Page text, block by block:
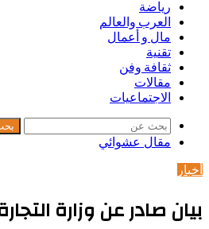
رياضة
العرب والعالم
مال و أعمال
تقنية
ثقافة وفن
مقالات
الاجتماعيات
مقال عشوائي
أخبار
بيان صادر عن وزارة